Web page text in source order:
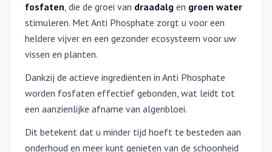
fosfaten, die de groei van draadalg en groen water
stimuleren. Met Anti Phosphate zorgt u voor een
heldere vijver en een gezonder ecosysteem voor uw
vissen en planten.
Dankzij de actieve ingrediënten in Anti Phosphate
worden fosfaten effectief gebonden, wat leidt tot
een aanzienlijke afname van algenbloei.
Dit betekent dat u minder tijd hoeft te besteden aan
onderhoud en meer kunt genieten van de schoonheid